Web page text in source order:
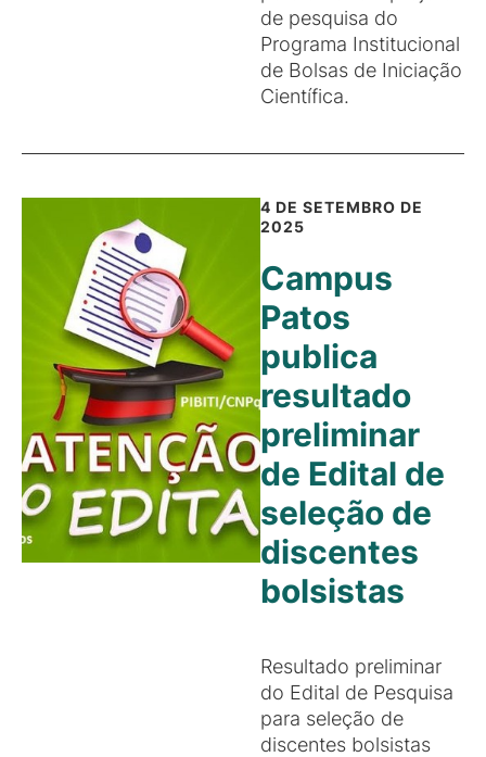
de pesquisa do
Programa Institucional
de Bolsas de Iniciação
Científica.
4 DE SETEMBRO DE
2025
Campus
Patos
publica
resultado
preliminar
de Edital de
seleção de
discentes
bolsistas
Resultado preliminar
do Edital de Pesquisa
para seleção de
discentes bolsistas